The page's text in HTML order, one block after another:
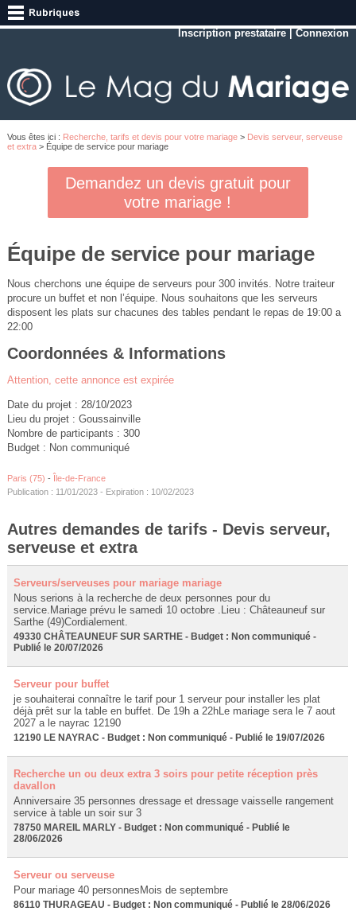
Inscription prestataire |Connexion
Vous êtes ici : Recherche, tarifs et devis pour votre mariage> Devis serveur, serveuse
et extra> Équipe de service pour mariage
Demandez un devis gratuit pour
votre mariage !
Équipe de service pour mariage
Nous cherchons une équipe de serveurs pour 300 invités. Notre traiteur
procure un buffet et non l’équipe. Nous souhaitons que les serveurs
disposent les plats sur chacunes des tables pendant le repas de 19:00 a
22:00
Coordonnées & Informations
Attention, cette annonce est expirée
Date du projet : 28/10/2023
Lieu du projet : Goussainville
Nombre de participants : 300
Budget : Non communiqué
Paris (75) -
Île-de-France
Publication : 11/01/2023 - Expiration : 10/02/2023
Autres demandes de tarifs - Devis serveur,
serveuse et extra
Serveurs/serveuses pour mariage mariage
Nous serions à la recherche de deux personnes pour du
service.Mariage prévu le samedi 10 octobre .Lieu : Châteauneuf sur
Sarthe (49)Cordialement.
49330 CHÂTEAUNEUF SUR SARTHE - Budget : Non communiqué -
Publié le 20/07/2026
Serveur pour buffet
je souhaiterai connaître le tarif pour 1 serveur pour installer les plat
déjà prêt sur la table en buffet. De 19h a 22hLe mariage sera le 7 aout
2027 a le nayrac 12190
12190 LE NAYRAC - Budget : Non communiqué - Publié le 19/07/2026
Recherche un ou deux extra 3 soirs pour petite réception près
davallon
Anniversaire 35 personnes dressage et dressage vaisselle rangement
service à table un soir sur 3
78750 MAREIL MARLY - Budget : Non communiqué - Publié le
28/06/2026
Serveur ou serveuse
Pour mariage 40 personnesMois de septembre
86110 THURAGEAU - Budget : Non communiqué - Publié le 28/06/2026